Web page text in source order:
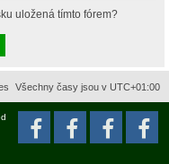
uložená tímto fórem?
Všechny časy jsou v UTC+01:00